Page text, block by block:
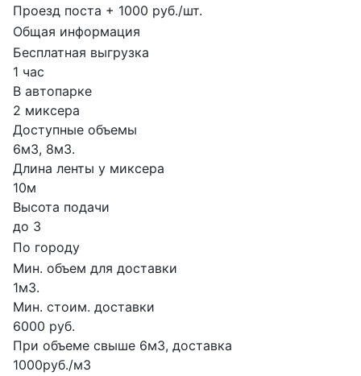
Проезд поста + 1000 руб./шт.
Общая информация
Бесплатная выгрузка
1 час
В автопарке
2 миксера
Доступные объемы
6м3, 8м3.
Длина ленты у миксера
10м
Высота подачи
до 3
По городу
Мин. объем для доставки
1м3.
Мин. стоим. доставки
6000 руб.
При объеме свыше 6м3, доставка
1000руб./м3